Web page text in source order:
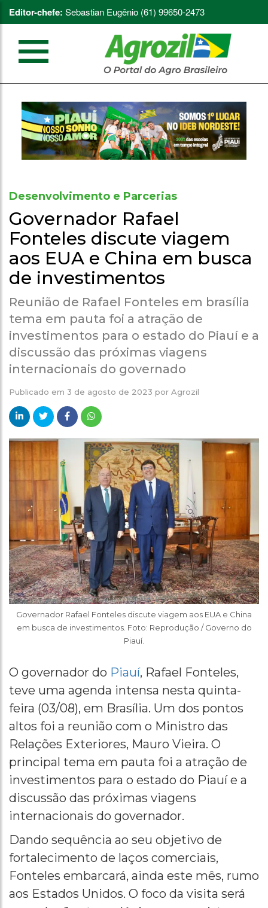
Editor-chefe: Sebastian Eugênio (61) 99650-2473
Desenvolvimento e Parcerias
Governador Rafael
Fonteles discute viagem
aos EUA e China em busca
de investimentos
Reunião de Rafael Fonteles em brasília
tema em pauta foi a atração de
investimentos para o estado do Piauí e a
discussão das próximas viagens
internacionais do governado
Publicado em 3 de agosto de 2023 por Agrozil
Governador Rafael Fonteles discute viagem aos EUA e China
em busca de investimentos. Foto: Reprodução / Governo do
Piauí.
O governador do Piauí, Rafael Fonteles,
teve uma agenda intensa nesta quinta-
feira (03/08), em Brasília. Um dos pontos
altos foi a reunião com o Ministro das
Relações Exteriores, Mauro Vieira. O
principal tema em pauta foi a atração de
investimentos para o estado do Piauí e a
discussão das próximas viagens
internacionais do governador.
Dando sequência ao seu objetivo de
fortalecimento de laços comerciais,
Fonteles embarcará, ainda este mês, rumo
aos Estados Unidos. O foco da visita será